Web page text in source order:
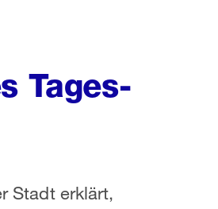
Tages-
Stadt erklärt,